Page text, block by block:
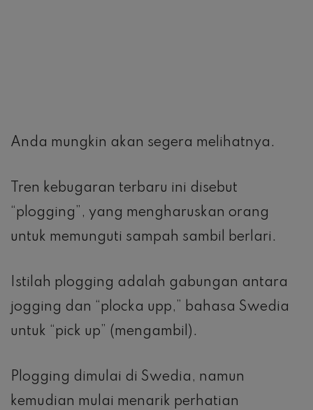
Anda mungkin akan segera melihatnya.
Tren kebugaran terbaru ini disebut
“plogging”, yang mengharuskan orang
untuk memunguti sampah sambil berlari.
Istilah plogging adalah gabungan antara
jogging dan “plocka upp,” bahasa Swedia
untuk “pick up” (mengambil).
Plogging dimulai di Swedia, namun
kemudian mulai menarik perhatian